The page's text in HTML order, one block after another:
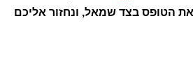
מלאו את הטופס בצד שמאל, ונחזור אליכם